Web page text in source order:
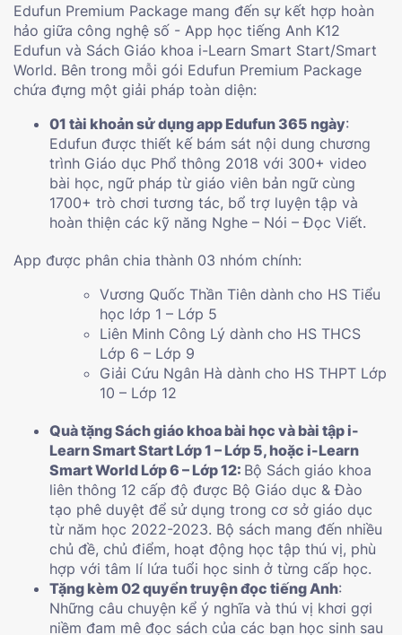
Edufun Premium Package mang đến sự kết hợp hoàn
hảo giữa công nghệ số - App học tiếng Anh K12
Edufun và Sách Giáo khoa i-Learn Smart Start/Smart
World. Bên trong mỗi gói Edufun Premium Package
chứa đựng một giải pháp toàn diện:
01 tài khoản sử dụng app Edufun 365 ngày:
Edufun được thiết kế bám sát nội dung chương
trình Giáo dục Phổ thông 2018 với 300+ video
bài học, ngữ pháp từ giáo viên bản ngữ cùng
1700+ trò chơi tương tác, bổ trợ luyện tập và
hoàn thiện các kỹ năng Nghe – Nói – Đọc Viết.
App được phân chia thành 03 nhóm chính:
Vương Quốc Thần Tiên dành cho HS Tiểu
học lớp 1 – Lớp 5
Liên Minh Công Lý dành cho HS THCS
Lớp 6 – Lớp 9
Giải Cứu Ngân Hà dành cho HS THPT Lớp
10 – Lớp 12
Quà tặng Sách giáo khoa bài học và bài tập i-
Learn Smart Start Lớp 1 – Lớp 5, hoặc i-Learn
Smart World Lớp 6 – Lớp 12: Bộ Sách giáo khoa
liên thông 12 cấp độ được Bộ Giáo dục & Đào
tạo phê duyệt để sử dụng trong cơ sở giáo dục
từ năm học 2022-2023. Bộ sách mang đến nhiều
chủ đề, chủ điểm, hoạt động học tập thú vị, phù
hợp với tâm lí lứa tuổi học sinh ở từng cấp học.
Tặng kèm 02 quyển truyện đọc tiếng Anh:
Những câu chuyện kể ý nghĩa và thú vị khơi gợi
niềm đam mê đọc sách của các bạn học sinh sau